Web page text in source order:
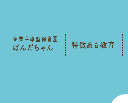
企業主導型保育園
ぱんだちゃん 特徴ある教育